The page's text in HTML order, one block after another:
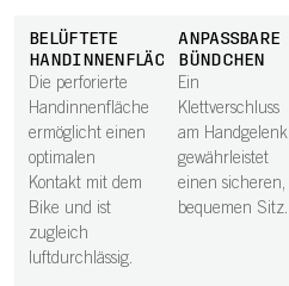
BELÜFTETE
HANDINNENFLÄCHE
Die perforierte
Handinnenfläche
ermöglicht einen
optimalen
Kontakt mit dem
Bike und ist
zugleich
luftdurchlässig.
ANPASSBARE
BÜNDCHEN
Ein
Klettverschluss
am Handgelenk
gewährleistet
einen sicheren,
bequemen Sitz.